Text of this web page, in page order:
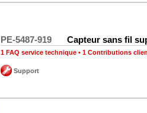
PE-5487-919 Capteur sans fil
1 FAQ service technique • 1 Contributions
Support